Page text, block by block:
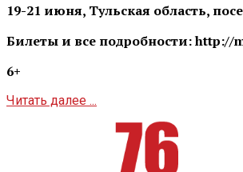
19-21 июня, Тульская область,
Билеты и все подробности: http://
6+
Читать далее ...